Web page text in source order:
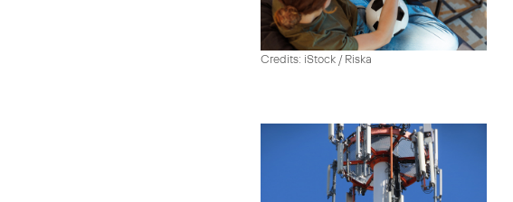
Credits: iStock / Riska